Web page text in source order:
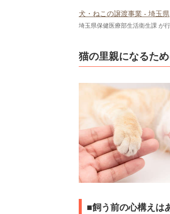
犬・ねこの譲渡事業 - 埼玉県
埼玉県保健医療部生活衛生課 が
猫の里親になるた
■飼う前の心構えは